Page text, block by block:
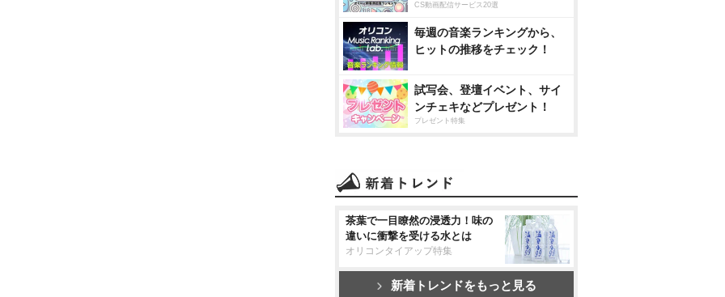
CS動画配信サービス20選
毎週の音楽ランキングから、
ヒットの推移をチェック！
試写会、登壇イベント、サイ
ンチェキなどプレゼント！
プレゼント特集
茶葉で一目瞭然の浸透力！味の
違いに衝撃を受ける水とは
オリコンタイアップ特集
新着トレンドをもっと見る